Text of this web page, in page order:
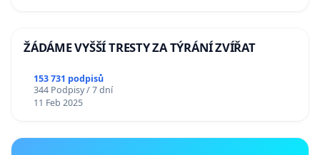
ŽÁDÁME VYŠŠÍ TRESTY ZA TÝRÁNÍ ZVÍŘAT
153 731 podpisů
344 Podpisy / 7 dní
11 Feb 2025